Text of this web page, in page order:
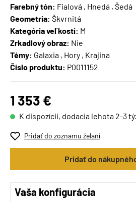
Farebný tón: Fialová , Hnedá , Šedá
Geometria: Škvrnitá
Kategória veľkosti: M
Zrkadlový obraz: Nie
Témy: Galaxia , Hory , Krajina
Číslo produktu: P0011152
1 353 €
K dispozícii, dodacia lehota 2-3
Pridať do zoznamu želaní
Pridať do
Vaša konfigurácia